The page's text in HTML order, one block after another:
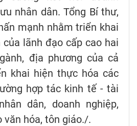
nhân dân. Tổng Bí thư,
mạnh nhằm triển khai
lãnh đạo cấp cao hai
địa phương của cả
khai hiện thực hóa các
hợp tác kinh tế - tài
dân, doanh nghiệp,
văn hóa, tôn giáo./.